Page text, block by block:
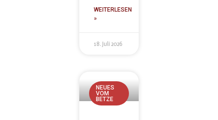
WEITERLESEN
»
18. Juli 2026
NEUES
VOM
BETZE